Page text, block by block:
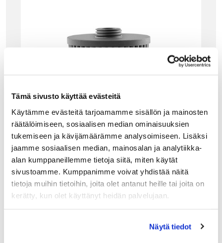
Tämä sivusto käyttää evästeitä
Käytämme evästeitä tarjoamamme sisällön ja mainosten
räätälöimiseen, sosiaalisen median ominaisuuksien
tukemiseen ja kävijämäärämme analysoimiseen. Lisäksi
jaamme sosiaalisen median, mainosalan ja analytiikka-
alan kumppaneillemme tietoja siitä, miten käytät
sivustoamme. Kumppanimme voivat yhdistää näitä
tietoja muihin tietoihin, joita olet antanut heille tai joita on
kerätty, kun olet käyttänyt heidän palvelujaan.
Näytä tiedot
EVA SOLO
EVA SOLO TISKIHARJAN VAIHTOPÄÄ, SILIKO
NIHARJAKSET
Vaihtopää Eva Solon tiskiharjaan.
9.90€